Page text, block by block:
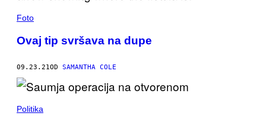
Foto
Ovaj tip svršava na dupe
09.23.21OD SAMANTHA COLE
Politika